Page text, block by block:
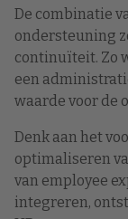
De combinatie
ondersteuning
continuïteit. Zo
een
waarde voor de
Denk aan het
optimaliseren
van employee
integreren,